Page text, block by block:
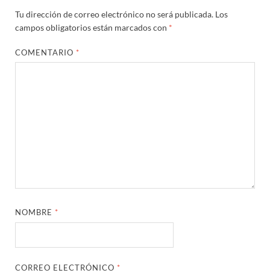
Tu dirección de correo electrónico no será publicada. Los
campos obligatorios están marcados con *
COMENTARIO *
NOMBRE *
CORREO ELECTRÓNICO *